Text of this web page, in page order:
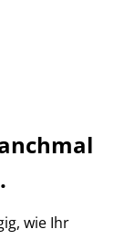
wie Ihr